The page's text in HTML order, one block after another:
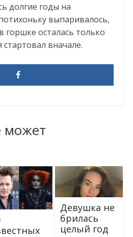
долгие годы на
выпаривалось,
горшке осталась только
стартовал вначале.
может
Девушка не
брилась
целый год